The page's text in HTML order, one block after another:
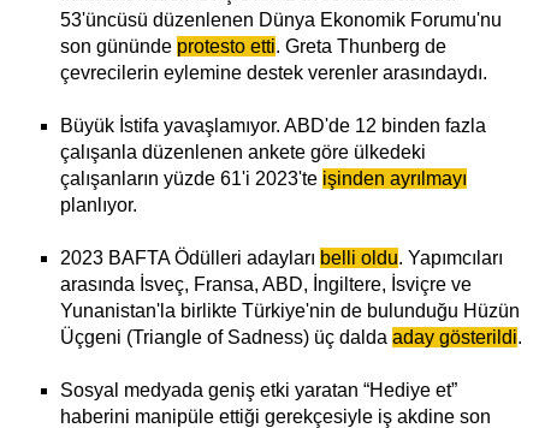
53'üncüsü düzenlenen Dünya Ekonomik Forumu'nu
son gününde protesto etti. Greta Thunberg de
çevrecilerin eylemine destek verenler arasındaydı.
Büyük İstifa yavaşlamıyor. ABD'de 12 binden fazla
çalışanla düzenlenen ankete göre ülkedeki
çalışanların yüzde 61'i 2023'te işinden ayrılmayı
planlıyor.
2023 BAFTA Ödülleri adayları belli oldu. Yapımcıları
arasında İsveç, Fransa, ABD, İngiltere, İsviçre ve
Yunanistan'la birlikte Türkiye'nin de bulunduğu Hüzün
Üçgeni (Triangle of Sadness) üç dalda aday gösterildi.
Sosyal medyada geniş etki yaratan “Hediye et”
haberini manipüle ettiği gerekçesiyle iş akdine son